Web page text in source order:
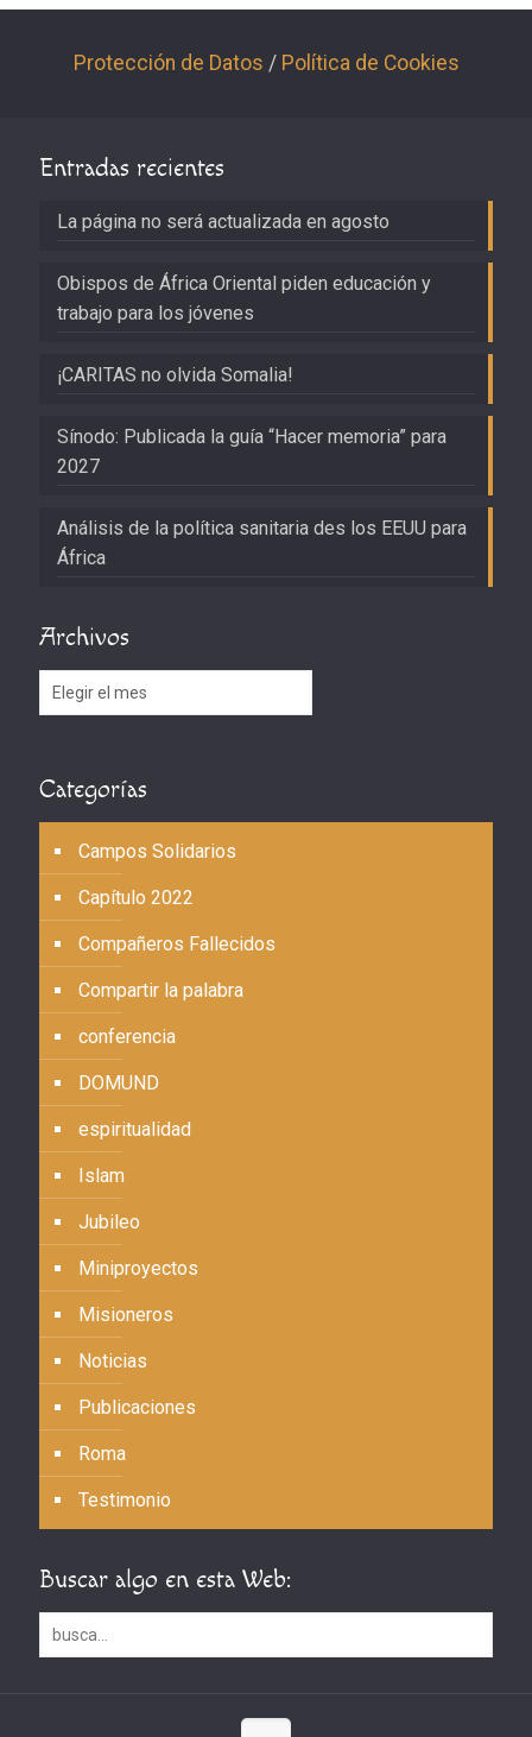
Protección de Datos / Política de Cookies
Entradas recientes
La página no será actualizada en agosto
Obispos de África Oriental piden educación y
trabajo para los jóvenes
¡CARITAS no olvida Somalia!
Sínodo: Publicada la guía “Hacer memoria” para
2027
Análisis de la política sanitaria des los EEUU para
África
Archivos
Archivos
Categorías
Campos Solidarios
Capítulo 2022
Compañeros Fallecidos
Compartir la palabra
conferencia
DOMUND
espiritualidad
Islam
Jubileo
Miniproyectos
Misioneros
Noticias
Publicaciones
Roma
Testimonio
Buscar algo en esta Web: